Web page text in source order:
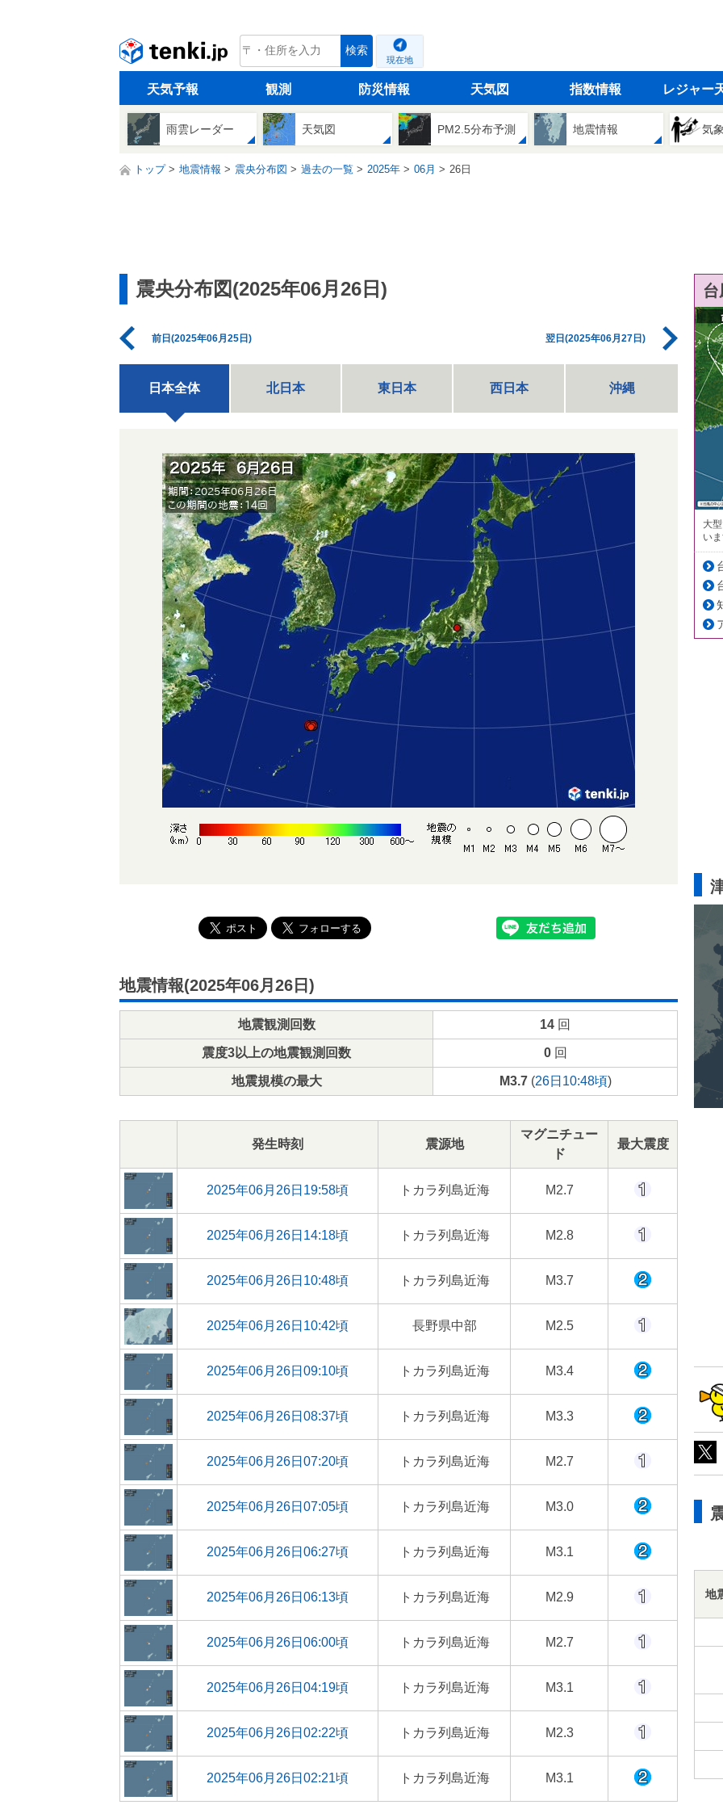
tenki.jp 検索
現在地
天気予報 観測 防災情報 天気図 指数情報 レジャー
雨雲レーダー 天気図 PM2.5分布予測 地震情報 気
トップ 地震情報 震央分布図 過去の一覧 2025年 06月 26日
震央分布図(2025年06月26日)
前日(2025年06月25日) 翌日(2025年06月27日)
日本全体 北日本 東日本 西日本 沖縄
地震情報(2025年06月26日)
地震観測回数 14 回
震度3以上の地震観測回数 0回
地震規模の最大 M3.7(26日10:48頃)
発生時刻 震源地
マグニチュー
ド
最大震度
2025年06月26日19:58頃 トカラ列島近海 M2.7
2025年06月26日14:18頃 トカラ列島近海 M2.8
2025年06月26日10:48頃 トカラ列島近海 M3.7
2025年06月26日10:42頃 長野県中部 M2.5
2025年06月26日09:10頃 トカラ列島近海 M3.4
2025年06月26日08:37頃 トカラ列島近海 M3.3
2025年06月26日07:20頃 トカラ列島近海 M2.7
2025年06月26日07:05頃 トカラ列島近海 M3.0
2025年06月26日06:27頃 トカラ列島近海 M3.1
2025年06月26日06:13頃 トカラ列島近海 M2.9
2025年06月26日06:00頃 トカラ列島近海 M2.7
2025年06月26日04:19頃 トカラ列島近海 M3.1
2025年06月26日02:22頃 トカラ列島近海 M2.3
2025年06月26日02:21頃 トカラ列島近海 M3.1
大
い
地